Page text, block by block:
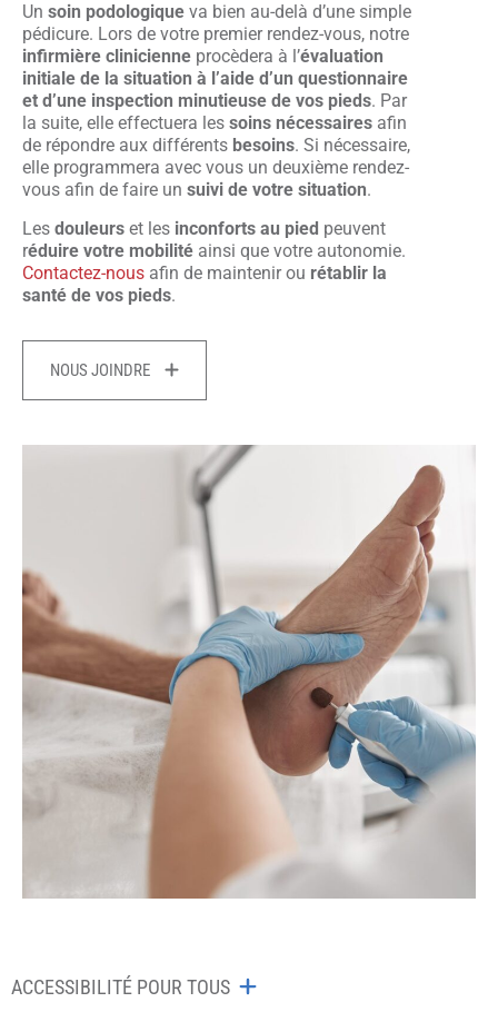
Un soin podologique va bien au-delà d’une simple
pédicure. Lors de votre premier rendez-vous, notre
infirmière clinicienne procèdera à l’évaluation
initiale de la situation à l’aide d’un questionnaire
et d’une inspection minutieuse de vos pieds. Par
la suite, elle effectuera les soins nécessaires afin
de répondre aux différents besoins. Si nécessaire,
elle programmera avec vous un deuxième rendez-
vous afin de faire un suivi de votre situation.
Les douleurs et les inconforts au pied peuvent
réduire votre mobilité ainsi que votre autonomie.
Contactez-nous afin de maintenir ou rétablir la
santé de vos pieds.
NOUS JOINDRE
ACCESSIBILITÉ POUR TOUS